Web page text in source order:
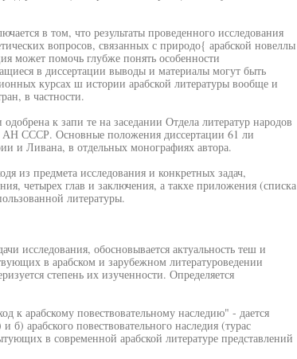
в том, что результаты проведенного исследования
вопросов, связанных с природо{ арабской новеллы
может помочь глубже понять особенности
в диссертации выводы и материалы могут быть
курсах ш истории арабской литературы вообще и
в частности.
к запи те на заседании Отдела литератур народов
АН СССР. Основные положения диссертации 61 ли
и Ливана, в отдельных монографиях автора.
из предмета исследования и конкретных задач,
четырех глав и заключения, а такхе приложения (списка
литературы.
исследования, обосновывается актуальность теш и
в арабском и зарубежном литературоведении
степень их изученности. Определяется
к арабскому повествовательному наследию" - дается
арабского повествовательного наследия (турас
в современной арабской литературе представлений